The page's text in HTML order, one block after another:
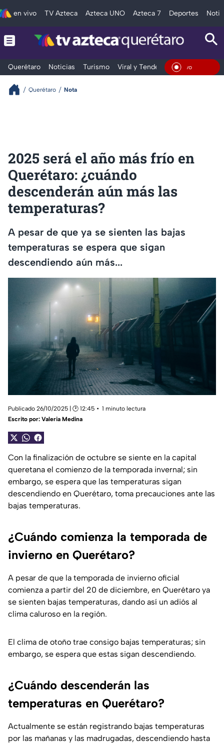
en vivo TV Azteca Azteca UNO Azteca 7 Deportes
Querétaro Noticias Turismo Viral y Tendencia Clima En
Querétaro Nota
2025 será el año más frío en
Querétaro: ¿cuándo
descenderán aún más las
temperaturas?
A pesar de que ya se sienten las bajas
temperaturas se espera que sigan
descendiendo aún más...
Publicado 26/10/2025 | 🕑 12:45
1 minuto lectura
Escrito por: Valeria Medina
Con la finalización de octubre se siente en la capital
queretana el comienzo de la temporada invernal; sin
embargo, se espera que las temperaturas sigan
descendiendo en Querétaro, toma precauciones ante las
bajas temperaturas.
¿Cuándo comienza la temporada de
invierno en Querétaro?
A pesar de que la temporada de invierno oficial
comienza a partir del 20 de diciembre, en Querétaro ya
se sienten bajas temperaturas, dando así un adiós al
clima caluroso en la región.
El clima de otoño trae consigo bajas temperaturas; sin
embargo, se espera que estas sigan descendiendo.
¿Cuándo descenderán las
temperaturas en Querétaro?
Actualmente se están registrando bajas temperaturas
por las mañanas y las madrugadas, descendiendo hasta